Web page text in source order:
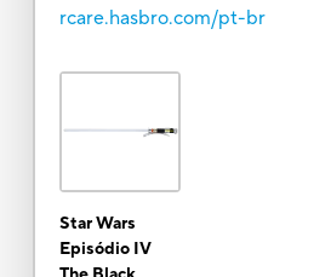
rcare.hasbro.com/pt-br
Star Wars
Episódio IV